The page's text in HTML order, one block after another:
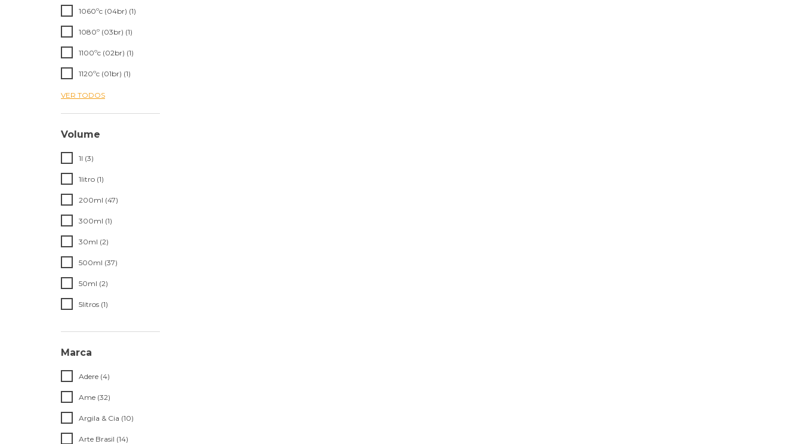
1060ºc (04br) (1)
1080º (03br) (1)
1100ºc (02br) (1)
1120ºc (01br) (1)
VER TODOS
Volume
1l (3)
1litro (1)
200ml (47)
300ml (1)
30ml (2)
500ml (37)
50ml (2)
5litros (1)
Marca
Adere (4)
Ame (32)
Argila & Cia (10)
Arte Brasil (14)